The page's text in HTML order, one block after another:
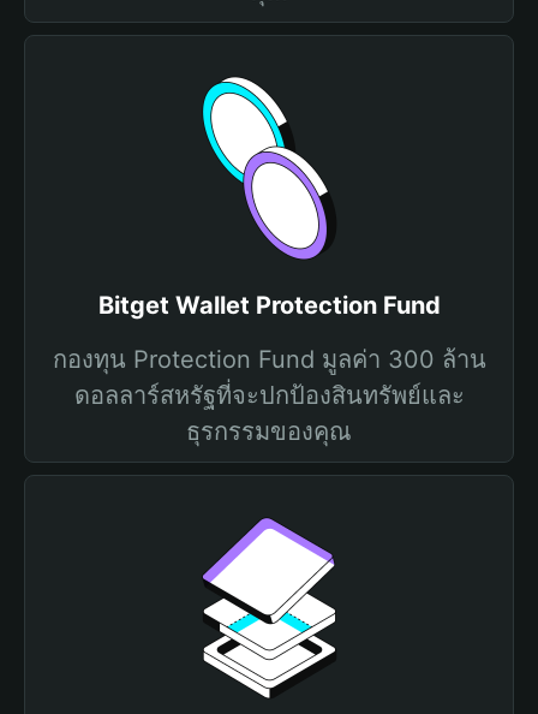
Bitget Wallet Protection Fund
กองทุน Protection Fund มูลค่า 300 ล้าน
ดอลลาร์สหรัฐที่จะปกป้องสินทรัพย์และ
ธุรกรรมของคุณ